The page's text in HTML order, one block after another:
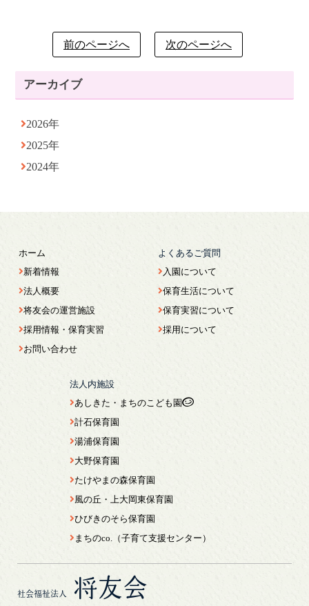
アーカイブ
2026年
2025年
2024年
前のページへ 次のページへ
社会福祉法人 将友会
ホーム
新着情報
法人概要
将友会の運営施設
採用情報・保育実習
お問い合わせ
よくあるご質問
入園について
保育生活について
保育実習について
採用について
法人内施設
あしきた・まちのこども園
計石保育園
湯浦保育園
大野保育園
たけやまの森保育園
風の丘・上大岡東保育園
ひびきのそら保育園
まちのco.（子育て支援センター）